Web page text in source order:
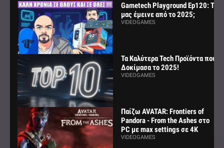
Gametech Playground Ep120: Τι
μας έμεινε από το 2025;
VIDEOGAMES
Τα Καλύτερα Tech Προϊόντα που
Δοκίμασα το 2025!
VIDEOGAMES
Παίζω AVATAR: Frontiers of
Pandora - From the Ashes στο
PC με max settings σε 4K
VIDEOGAMES